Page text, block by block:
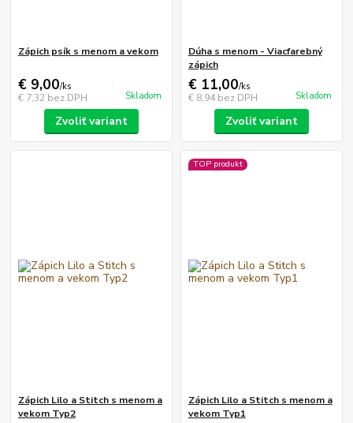
Zápich psík s menom a vekom
€ 9,00/ks
€ 7,32 bez DPH Skladom
Zvoliť variant
Dúha s menom - Viacfarebný
zápich
€ 11,00/ks
€ 8,94 bez DPH Skladom
Zvoliť variant
Zápich Lilo a Stitch s menom a
vekom Typ2
TOP produkt
Zápich Lilo a Stitch s menom a
vekom Typ1